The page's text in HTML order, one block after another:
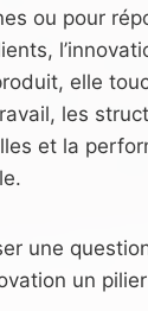
ou pour
elle
les
et la
une
un